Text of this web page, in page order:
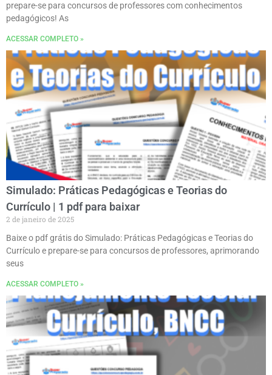
prepare-se para concursos de professores com conhecimentos
pedagógicos! As
ACESSAR COMPLETO »
Simulado: Práticas Pedagógicas e Teorias do
Currículo | 1 pdf para baixar
2 de janeiro de 2025
Baixe o pdf grátis do Simulado: Práticas Pedagógicas e Teorias do
Currículo e prepare-se para concursos de professores, aprimorando
seus
ACESSAR COMPLETO »